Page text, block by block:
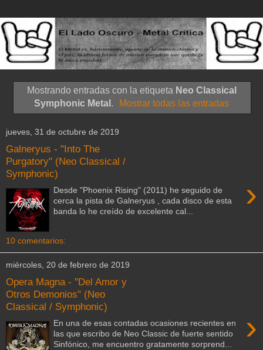
Mostrando entradas con la etiqueta Neo Classical
Symphonic Metal . Mostrar todas las entradas
jueves, 31 de octubre de 2019
Galneryus - "Into The
Purgatory" (Neo Classical /
Symphonic)
›
Desde "Phoenix Rising" (2011) he seguido de
cerca la pista de Galneryus , cada disco de esta
banda lo he creído de excelente cal...
10 comentarios:
miércoles, 20 de febrero de 2019
Opera Magna - "Del Amor y
Otros Demonios" (Neo
Classical / Symphonic)
›
En una de esas contadas ocasiones recientes en
las que escribo de Neo Classic de fuerte sentido
Sinfónico, me encuentro gratamente sorprend...